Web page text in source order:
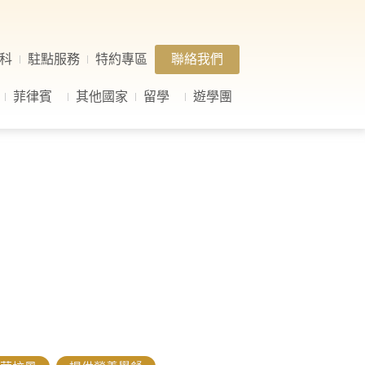
駐點服務 特約專區 聯絡我們
菲律賓 其他國家 留學 遊學團